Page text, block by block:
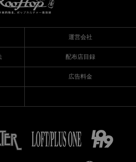
運営会社
配布店目録
広告料金